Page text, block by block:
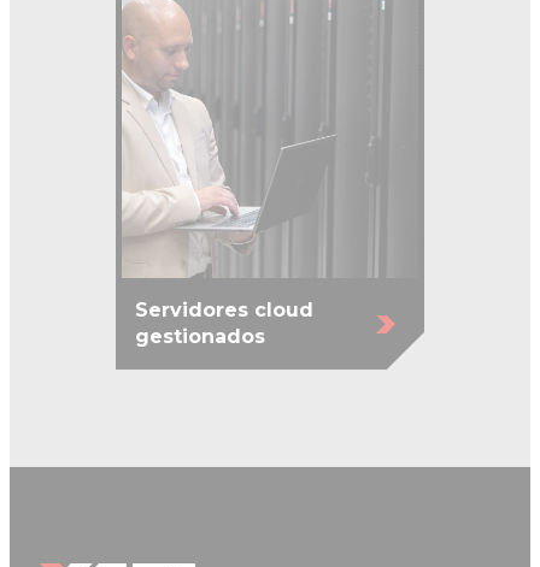
Servidores cloud
gestionados